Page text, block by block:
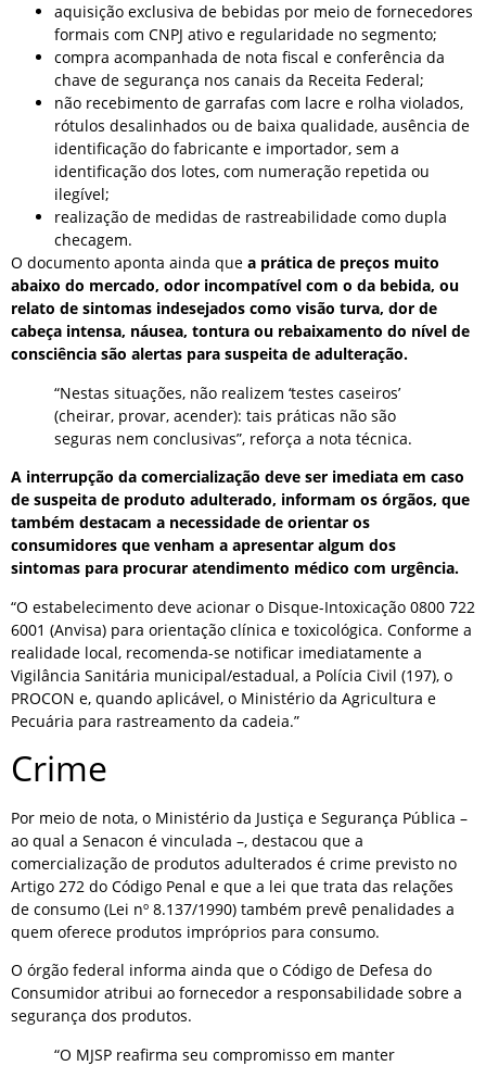
aquisição exclusiva de bebidas por meio de fornecedores
formais com CNPJ ativo e regularidade no segmento;
compra acompanhada de nota fiscal e conferência da
chave de segurança nos canais da Receita Federal;
não recebimento de garrafas com lacre e rolha violados,
rótulos desalinhados ou de baixa qualidade, ausência de
identificação do fabricante e importador, sem a
identificação dos lotes, com numeração repetida ou
ilegível;
realização de medidas de rastreabilidade como dupla
checagem.
O documento aponta ainda que a prática de preços muito
abaixo do mercado, odor incompatível com o da bebida, ou
relato de sintomas indesejados como visão turva, dor de
cabeça intensa, náusea, tontura ou rebaixamento do nível de
consciência são alertas para suspeita de adulteração.
“Nestas situações, não realizem ‘testes caseiros’
(cheirar, provar, acender): tais práticas não são
seguras nem conclusivas”, reforça a nota técnica.
A interrupção da comercialização deve ser imediata em caso
de suspeita de produto adulterado, informam os órgãos, que
também destacam a necessidade de orientar os
consumidores que venham a apresentar algum dos
sintomas para procurar atendimento médico com urgência.
“O estabelecimento deve acionar o Disque-Intoxicação 0800 722
6001 (Anvisa) para orientação clínica e toxicológica. Conforme a
realidade local, recomenda-se notificar imediatamente a
Vigilância Sanitária municipal/estadual, a Polícia Civil (197), o
PROCON e, quando aplicável, o Ministério da Agricultura e
Pecuária para rastreamento da cadeia.”
Crime
Por meio de nota, o Ministério da Justiça e Segurança Pública –
ao qual a Senacon é vinculada –, destacou que a
comercialização de produtos adulterados é crime previsto no
Artigo 272 do Código Penal e que a lei que trata das relações
de consumo (Lei nº 8.137/1990) também prevê penalidades a
quem oferece produtos impróprios para consumo.
O órgão federal informa ainda que o Código de Defesa do
Consumidor atribui ao fornecedor a responsabilidade sobre a
segurança dos produtos.
“O MJSP reafirma seu compromisso em manter